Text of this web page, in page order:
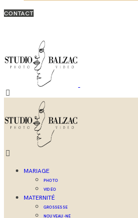
CONTACT
MARIAGE
PHOTO
VIDÉO
MATERNITÉ
GROSSESSE
NOUVEAU-NÉ